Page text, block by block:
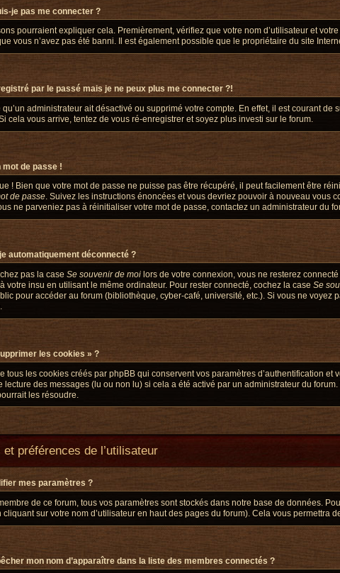
je pas me connecter ?
pourraient expliquer cela. Premièrement, vérifiez que votre nom d’utilisateur et
vous n’avez pas été banni. Il est également possible que le propriétaire du site
par le passé mais je ne peux plus me connecter ?!
qu’un administrateur ait désactivé ou supprimé votre compte. En effet, il est courant
cela vous arrive, tentez de vous ré-enregistrer et soyez plus investi sur le forum.
mot de passe !
! Bien que votre mot de passe ne puisse pas être récupéré, il peut facilement être
de passe. Suivez les instructions énoncées et vous devriez pouvoir à nouveau vous
ne parveniez pas à réinitialiser votre mot de passe, contactez un administrateur du
automatiquement déconnecté ?
pas la case Se souvenir de moilors de votre connexion, vous ne resterez
votre insu en utilisant le même ordinateur. Pour rester connecté, cochez la case Se
pour accéder au forum (bibliothèque, cyber-café, université, etc.). Si vous ne voyez
les cookies » ?
tous les cookies créés par phpBB qui conservent vos paramètres d’authentification
lecture des messages (lu ou non lu) si cela a été activé par un administrateur du
les résoudre.
et préférences de l’utilisateur
mes paramètres ?
de ce forum, tous vos paramètres sont stockés dans notre base de données.
cliquant sur votre nom d’utilisateur en haut des pages du forum). Cela vous permettra
mon nom d’apparaître dans la liste des membres connectés ?